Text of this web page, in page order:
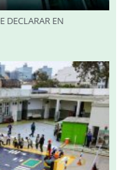
DECLARAR EN